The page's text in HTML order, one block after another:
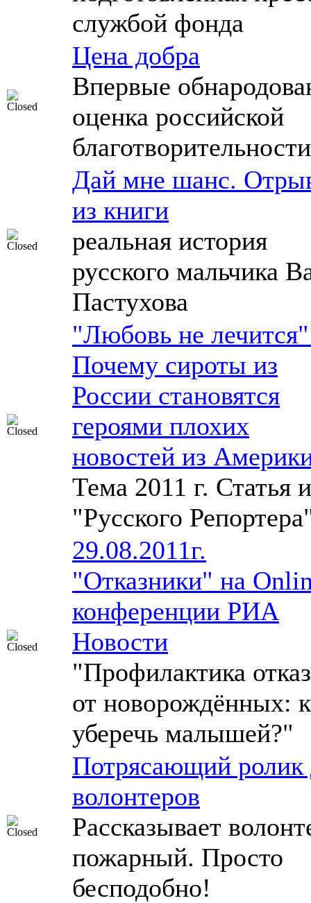
службой фонда
Цена добра
Впервые
оценка российской
благотворительности
Дай мне шанс.
из книги
реальная история
русского мальчика
Пастухова
"Любовь не
Почему сироты из
России становятся
героями плохих
новостей из
Тема 2011 г. Статья
"Русского
29.08.2011г.
"Отказники" на
конференции РИА
Новости
"Профилактика
от новорождённых:
уберечь малышей?"
Потрясающий ролик
волонтеров
Рассказывает
пожарный. Просто
бесподобно!